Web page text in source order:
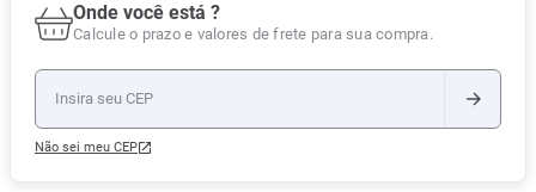
Onde você está ?
Calcule o prazo e valores de frete para sua compra.
Não sei meu CEP